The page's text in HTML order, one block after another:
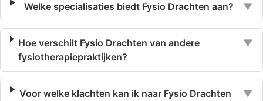
Welke specialisaties biedt Fysio Drachten aan? ▼
Hoe verschilt Fysio Drachten van andere
fysiotherapiepraktijken?
▼
Voor welke klachten kan ik naar Fysio Drachten
▼